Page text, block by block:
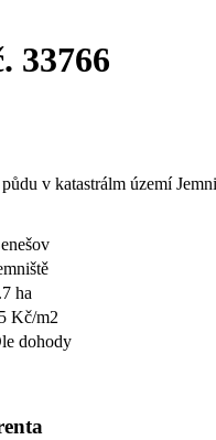
33766
v katastrálm území
ha
Kč/m2
dohody